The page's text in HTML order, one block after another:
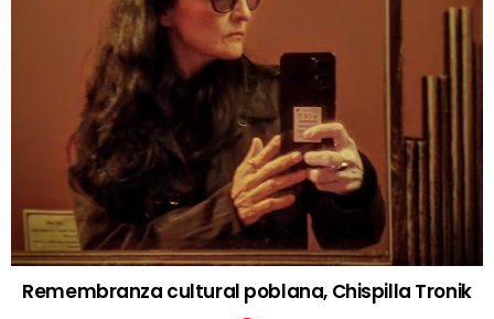
Remembranza cultural poblana, Chispilla Tronik